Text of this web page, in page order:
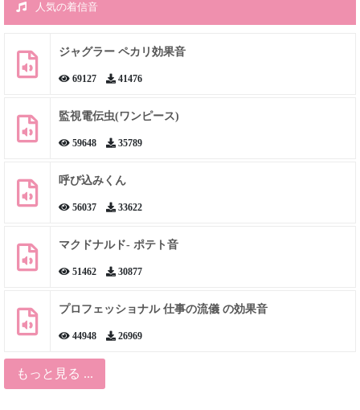
人気の着信音
ジャグラー ペカリ効果音
69127 41476
監視電伝虫(ワンピース)
59648 35789
呼び込みくん
56037 33622
マクドナルド- ポテト音
51462 30877
プロフェッショナル 仕事の流儀 の効果音
44948 26969
もっと見る ...